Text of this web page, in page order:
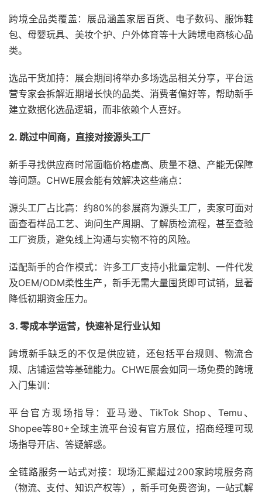
跨境全品类覆盖：展品涵盖家居百货、电子数码、服饰鞋
包、母婴玩具、美妆个护、户外体育等十大跨境电商核心品
类。
选品干货加持：展会期间将举办多场选品相关分享，平台运
营专家会拆解近期增长快的品类、消费者偏好等，帮助新手
建立数据化选品逻辑，而非依赖个人喜好。
2. 跳过中间商，直接对接源头工厂
新手寻找供应商时常面临价格虚高、质量不稳、产能无保障
等问题。CHWE展会能有效解决这些痛点：
源头工厂占比高：约80%的参展商为源头工厂，卖家可面对
面查看样品工艺、询问生产周期、了解质检流程，甚至查验
工厂资质，避免线上沟通与实物不符的风险。
适配新手的合作模式：许多工厂支持小批量定制、一件代发
及OEM/ODM柔性生产，新手无需大量囤货即可试销，显著
降低初期资金压力。
3. 零成本学运营，快速补足行业认知
跨境新手缺乏的不仅是供应链，还包括平台规则、物流合
规、店铺运营等基础能力。CHWE展会如同一场免费的跨境
入门集训：
平台官方现场指导：亚马逊、TikTok Shop、Temu、
Shopee等80+全球主流平台设有官方展位，招商经理可现
场指导开店、答疑解惑。
全链路服务一站式对接：现场汇聚超过200家跨境服务商
（物流、支付、知识产权等），新手可免费咨询，一站式解